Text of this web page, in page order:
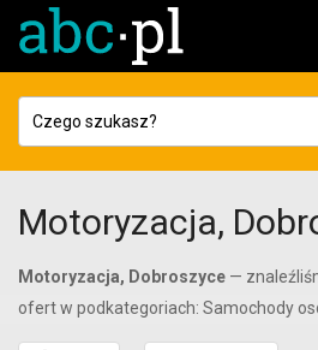
Motoryzacja,
Motoryzacja, Dobroszyce —
ofert w podkategoriach: Samochody